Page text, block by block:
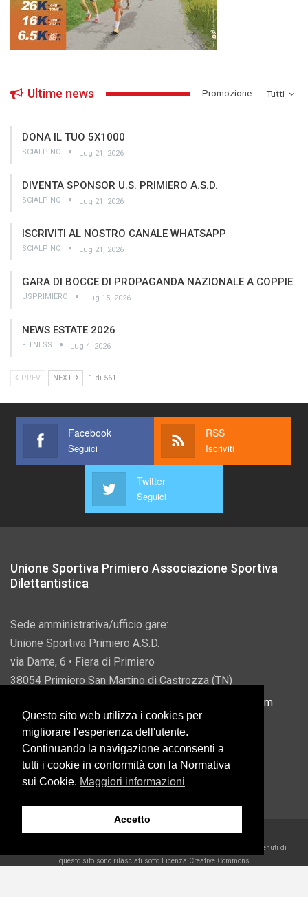
Tutti
Ultime news ­Promozione
DONA IL TUO 5X1000
SCIALPINO Lug 21, 2026
DIVENTA SPONSOR U.S. PRIMIERO A.S.D.
SCIALPINO Lug 21, 2026
ISCRIVITI AL NOSTRO CANALE WHATSAPP
SCIALPINO Lug 21, 2026
GARA DI BOCCE DI PROPAGANDA NAZIONALE A COPPIE
USPRIMIERO Lug 15, 2026
NEWS ESTATE 2026
FITNESS Lug 4, 2026
PREV NEXT 1 di 561
Facebook
Seguici
RSS
Iscriviti
Twitter
Seguici
Unione Sportiva Primiero Associazione Sportiva
Dilettantistica
Sede amministrativa/ufficio gare:
Unione Sportiva Primiero A.S.D.
via Dante, 6 • Fiera di Primiero
38054 Primiero San Martino di Castrozza (TN)
info@usprimiero.com
Vantaggi da Pubblica Amministrazione
Eccetto dove diversamente specificato, i contenuti di
questo sito sono rilasciati sotto Licenza Creative Commons
Questo sito web utilizza i cookies per
migliorare l'esperienza dell'utente.
Continuando la navigazione acconsenti a
tutti i cookie in conformità con la Normativa
sui Cookie. Maggiori informazioni
Accetto